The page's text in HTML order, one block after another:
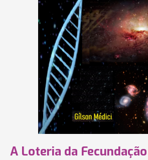
A Loteria da Fecundação